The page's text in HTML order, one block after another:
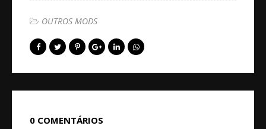
OUTROS MODS
0 COMENTÁRIOS